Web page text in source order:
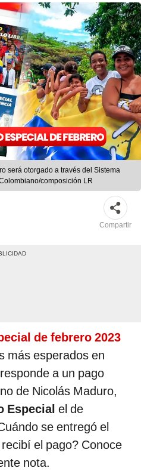
será otorgado a través del Sistema
composición LR
Compartir
de febrero 2023
más esperados en
a un pago
de Nicolás Maduro,
Especial el de
se entregó el
el pago? Conoce
nota.